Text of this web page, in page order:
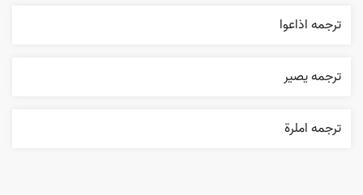
ترجمه اذاعوا
ترجمه یصیر
ترجمه املرة